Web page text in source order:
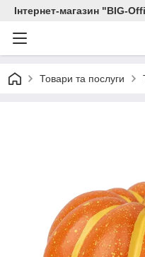
Інтернет-магазин "BIG-
Товари та послуги